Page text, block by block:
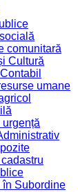
comunitară
Cultură
umane
Subordine